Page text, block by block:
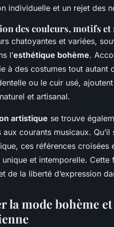
individuelle et un rejet des
des couleurs, motifs
chatoyantes et variées,
l’esthétique bohème.
à des costumes tout autant
ou le cuir usé,
et artisanal.
artistique se trouve
courants musicaux. Qu’il
ces références
et intemporelle. Cette
de la liberté d’expression
la mode bohème